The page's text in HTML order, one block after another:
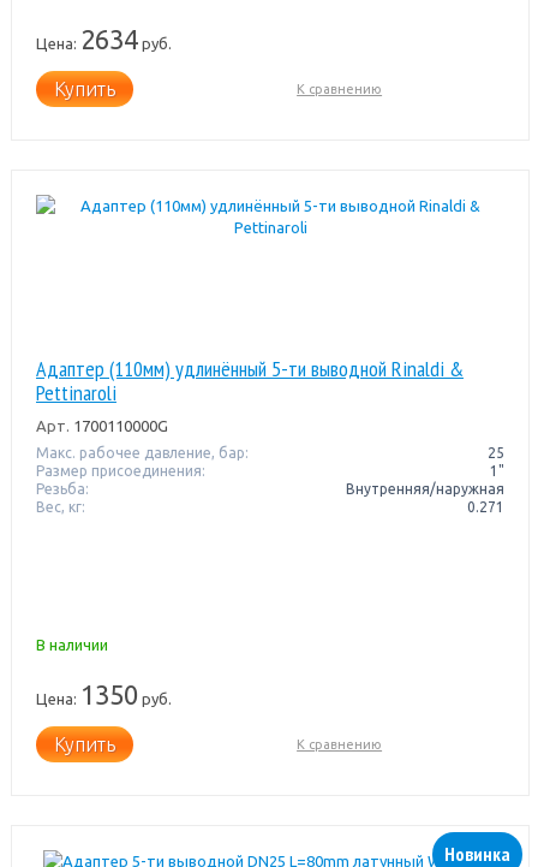
Цена: 2634руб.
Купить К сравнению
Адаптер (110мм) удлинённый 5-ти выводной Rinaldi &
Pettinaroli
Арт. 1700110000G
Макс. рабочее давление, бар:
25
Размер присоединения:
1"
Резьба:
Внутренняя/наружная
Вес, кг:
0.271
В наличии
Цена: 1350 руб.
Купить К сравнению
Новинка